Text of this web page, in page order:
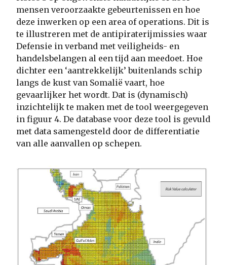
mensen veroorzaakte gebeurtenissen en hoe
deze inwerken op een area of operations. Dit is
te illustreren met de antipiraterijmissies waar
Defensie in verband met veiligheids- en
handelsbelangen al een tijd aan meedoet. Hoe
dichter een ‘aantrekkelijk’ buitenlands schip
langs de kust van Somalië vaart, hoe
gevaarlijker het wordt. Dat is (dynamisch)
inzichtelijk te maken met de tool weergegeven
in figuur 4. De database voor deze tool is gevuld
met data samengesteld door de differentiatie
van alle aanvallen op schepen.